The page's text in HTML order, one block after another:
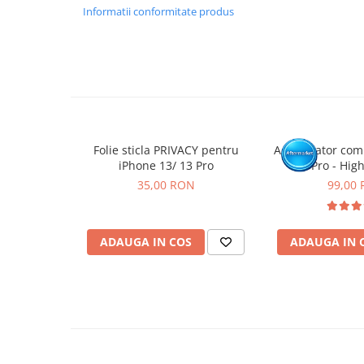
etichetele.
Inlocuirea componentelor interne este un proces delicat
Informatii conformitate produs
Folie sticla PRIVACY pentru
iPhone 13/ 13 Pro
35,00 RON
ADAUGA IN COS
Acumulator
13 Pro -
Diagnostic -
99,00
ADAUGA IN